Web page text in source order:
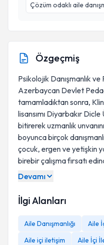
Çözüm odaklı aile
Özgeçmiş
Psikolojik Danışmanlık
Azerbaycan Devlet
tamamladıktan sonra,
lisansımı Diyarbakır
bitirerek uzmanlık
boyunca birçok
çocuk, ergen ve yetişkin
birebir çalışma fırsatı
Devamı
İlgi Alanları
Aile Danışmanlığı
Aile
Aile içi iletişim
Aile İçi